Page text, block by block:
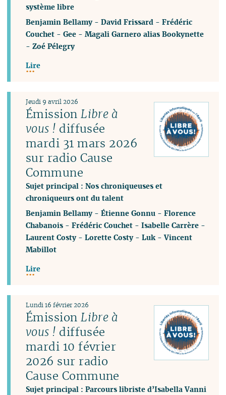
système libre
Benjamin Bellamy-David Frissard -Frédéric
Couchet -Gee -Magali Garnero alias Bookynette
-Zoé Pélegry
Lire
ÉmissionLibre à
vous ! diffusée
mardi 31 mars 2026
sur radio Cause
Commune
Sujet principal : Nos chroniqueuses et
chroniqueurs ont du talent
Jeudi 9 avril 2026
Benjamin Bellamy-Étienne Gonnu -Florence
Chabanois -Frédéric Couchet -Isabelle Carrère -
Laurent Costy-Lorette Costy-Luk-Vincent
Mabillot
Lire
ÉmissionLibre à
vous ! diffusée
mardi 10 février
2026 sur radio
Cause Commune
Sujet principal : Parcours libriste d’Isabella Vanni
Lundi 16 février 2026